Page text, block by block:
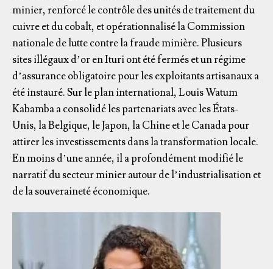
minier, renforcé le contrôle des unités de traitement du
cuivre et du cobalt, et opérationnalisé la Commission
nationale de lutte contre la fraude minière. Plusieurs
sites illégaux d’or en Ituri ont été fermés et un régime
d’assurance obligatoire pour les exploitants artisanaux a
été instauré. Sur le plan international, Louis Watum
Kabamba a consolidé les partenariats avec les États-
Unis, la Belgique, le Japon, la Chine et le Canada pour
attirer les investissements dans la transformation locale.
En moins d’une année, il a profondément modifié le
narratif du secteur minier autour de l’industrialisation et
de la souveraineté économique.